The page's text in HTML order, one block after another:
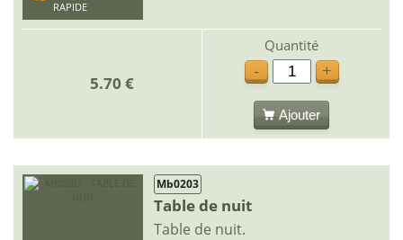
RAPIDE
5.70 €
Quantité
-
+
Ajouter
Mb0203
Table de nuit
Table de nuit.